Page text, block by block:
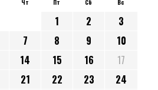
Чт Пт Сб Вс
1 2
3
7 8 9
10
14 15 16
17
21 22 23
24